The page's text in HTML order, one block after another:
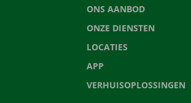
ONS AANBOD
ONZE DIENSTEN
LOCATIES
APP
VERHUISOPLOSSINGEN